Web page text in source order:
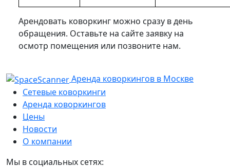
Арендовать коворкинг можно сразу в день
обращения. Оставьте на сайте заявку на
осмотр помещения или позвоните нам.
Аренда коворкингов в Москве
Сетевые коворкинги
Аренда коворкингов
Цены
Новости
О компании
Мы в социальных сетях: